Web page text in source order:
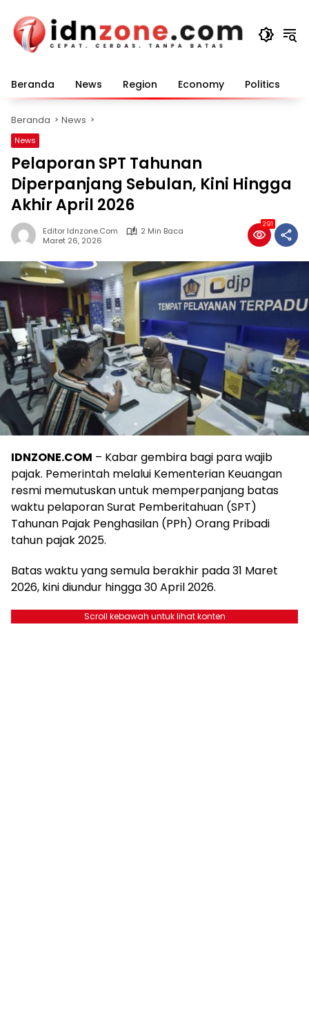
konten
Beranda News Region Economy Politics
Beranda News
News
Pelaporan SPT Tahunan
Diperpanjang Sebulan, Kini Hingga
Akhir April 2026
Editor Idnzone.com
2 Min Baca
Maret 26, 2026
291
IDNZONE.COM – Kabar gembira bagi para wajib
pajak. Pemerintah melalui Kementerian Keuangan
resmi memutuskan untuk memperpanjang batas
waktu pelaporan Surat Pemberitahuan (SPT)
Tahunan Pajak Penghasilan (PPh) Orang Pribadi
tahun pajak 2025.
Batas waktu yang semula berakhir pada 31 Maret
2026, kini diundur hingga 30 April 2026.
Scroll kebawah untuk lihat konten